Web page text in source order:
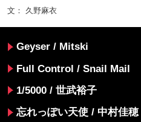
文： 久野麻衣
Geyser / Mitski
Full Control / Snail Mail
1/5000 / 世武裕子
忘れっぽい天使 / 中村佳穂